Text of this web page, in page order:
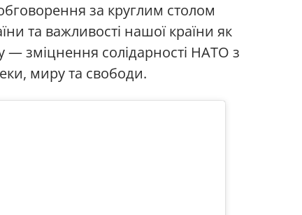
за круглим столом
та важливості нашої країни як
— зміцнення солідарності НАТО з
миру та свободи.